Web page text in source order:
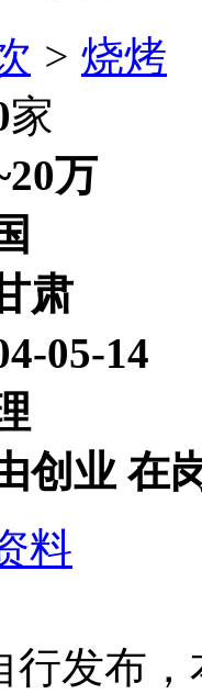
> 烧烤
家
万
肃
05-14
创业 在
料
行发布